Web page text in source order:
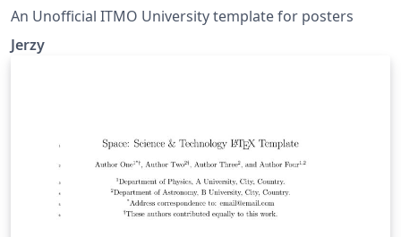
An Unofficial ITMO University template for posters
Jerzy